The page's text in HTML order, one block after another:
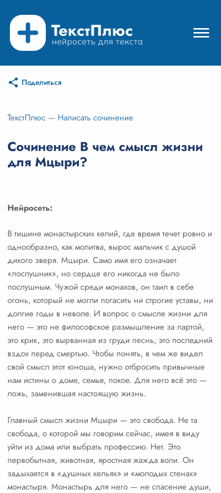
Режимы нейросети
Цены
Вход
Вход с Telegram
Поделиться
ТекстПлюс — Написать сочинение
Сочинение В чем смысл жизни
для Мцыри?
Нейросеть:
В тишине монастырских келий, где время течет ровно и
однообразно, как молитва, вырос мальчик с душой
дикого зверя. Мцыри. Само имя его означает
«послушник», но сердце его никогда не было
послушным. Чужой среди монахов, он таил в себе
огонь, который не могли погасить ни строгие уставы, ни
долгие годы в неволе. И вопрос о смысле жизни для
него — это не философское размышление за партой,
это крик, это вырванная из груди песнь, это последний
вздох перед смертью. Чтобы понять, в чем же видел
свой смысл этот юноша, нужно отбросить привычные
нам истины о доме, семье, покое. Для него всё это —
ложь, заменившая настоящую жизнь.
Главный смысл жизни Мцыри — это свобода. Не та
свобода, о которой мы говорим сейчас, имея в виду
уйти из дома или выбрать профессию. Нет. Это
первобытная, животная, яростная жажда воли. Он
задыхается в «душных кельях» и «молодых стенах»
монастыря. Монастырь для него — не спасение души,